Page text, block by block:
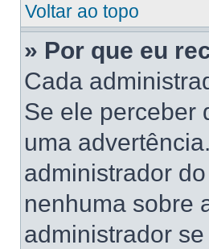
Voltar ao topo
» Por que eu
Cada
Se ele perceber
uma
administrador
nenhuma sobre
administrador